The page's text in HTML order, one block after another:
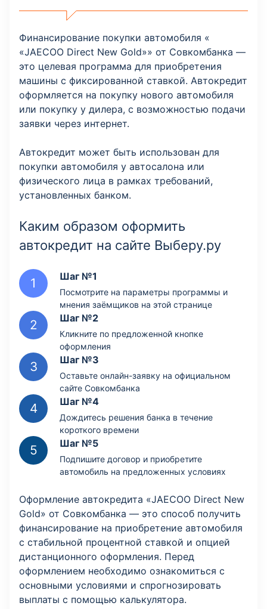
Финансирование покупки автомобиля «
«JAECOO Direct New Gold»» от Совкомбанка —
это целевая программа для приобретения
машины с фиксированной ставкой. Автокредит
оформляется на покупку нового автомобиля
или покупку у дилера, с возможностью подачи
заявки через интернет.
Автокредит может быть использован для
покупки автомобиля у автосалона или
физического лица в рамках требований,
установленных банком.
Каким образом оформить
автокредит на сайте Выберу.ру
Шаг №1
Посмотрите на параметры программы и
мнения заёмщиков на этой странице
Шаг №2
Кликните по предложенной кнопке
оформления
Шаг №3
Оставьте онлайн-заявку на официальном
сайте Совкомбанка
Шаг №4
Дождитесь решения банка в течение
короткого времени
Шаг №5
Подпишите договор и приобретите
автомобиль на предложенных условиях
Оформление автокредита «JAECOO Direct New
Gold» от Совкомбанка — это способ получить
финансирование на приобретение автомобиля
с стабильной процентной ставкой и опцией
дистанционного оформления. Перед
оформлением необходимо ознакомиться с
основными условиями и спрогнозировать
выплаты с помощью калькулятора.